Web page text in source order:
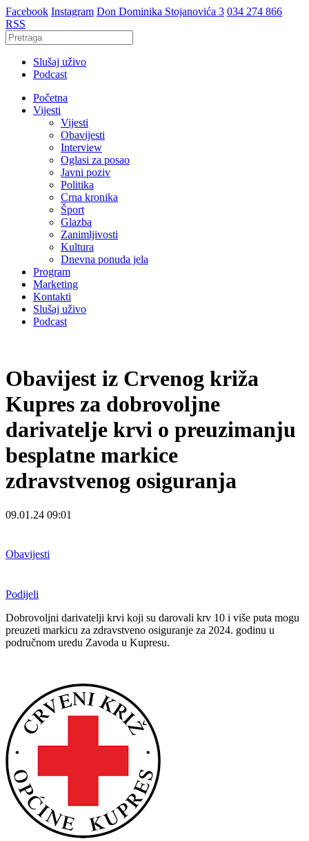
Facebook Instagram Don Dominika Stojanovića 3 034 274 866
RSS
Slušaj uživo
Podcast
Početna
Vijesti
Vijesti
Obavijesti
Interview
Oglasi za posao
Javni poziv
Politika
Crna kronika
Šport
Glazba
Zanimljivosti
Kultura
Dnevna ponuda jela
Program
Marketing
Kontakti
Slušaj uživo
Podcast
Obavijest iz Crvenog križa
Kupres za dobrovoljne
darivatelje krvi o preuzimanju
besplatne markice
zdravstvenog osiguranja
09.01.24 09:01
Obavijesti
Podijeli
Dobrovoljni darivatelji krvi koji su darovali krv 10 i više puta mogu
preuzeti markicu za zdravstveno osiguranje za 2024. godinu u
područnom uredu Zavoda u Kupresu.